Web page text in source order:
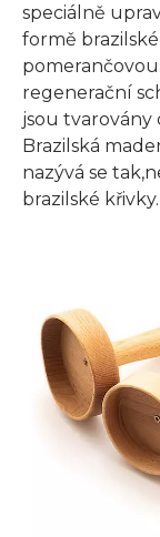
speciálně
formě
regenerační
jsou tvarovány
Brazilská
nazývá se
brazilské křivky.